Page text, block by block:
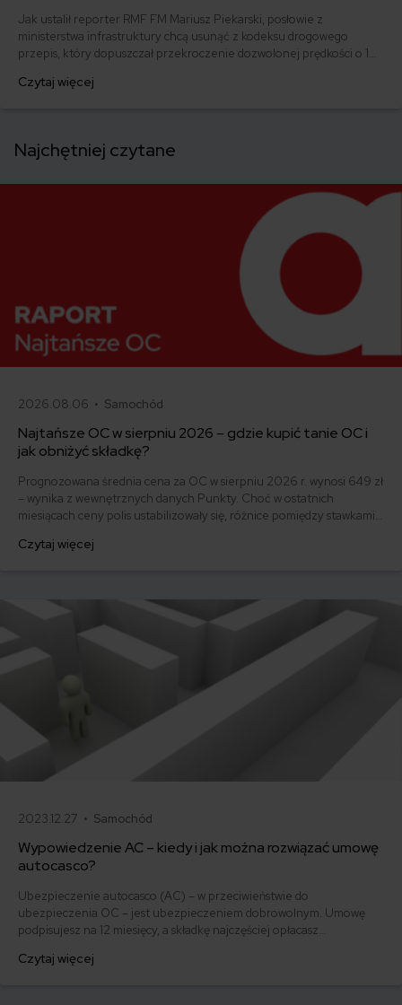
Jak ustalił reporter RMF FM Mariusz Piekarski, posłowie z
ministerstwa infrastruktury chcą usunąć z kodeksu drogowego
przepis, który dopuszczał przekroczenie dozwolonej prędkości o 10
przekroczenie prędkości już o 1 km/h.
Czytaj więcej
Najchętniej czytane
2026.08.06 • Samochód
Najtańsze OC w sierpniu 2026 – gdzie kupić tanie OC i
jak obniżyć składkę?
Prognozowana średnia cena za OC w sierpniu 2026 r. wynosi 649 zł
– wynika z wewnętrznych danych Punkty. Choć w ostatnich
miesiącach ceny polis ustabilizowały się, różnice pomiędzy stawkami
500 zł, inni – powyżej 1500 zł. Gdzie znaleźć najtańsze OC w Polsce
Czytaj więcej
2023.12.27 • Samochód
Wypowiedzenie AC – kiedy i jak można rozwiązać umowę
autocasco?
Ubezpieczenie autocasco (AC) – w przeciwieństwie do
ubezpieczenia OC – jest ubezpieczeniem dobrowolnym. Umowę
podpisujesz na 12 miesięcy, a składkę najczęściej opłacasz
ofertę lub zdecydowałeś się sprzedać samochód w trakcie trwania
Czytaj więcej